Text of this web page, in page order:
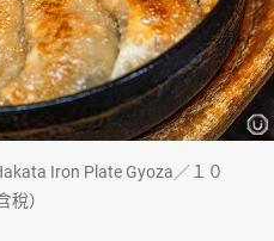
Iron Plate Gyoza／１０
）